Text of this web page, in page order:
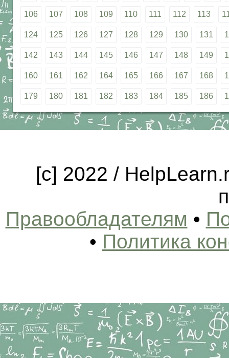
106 107 108 109 110 111 112 113
124 125 126 127 128 129 130 131
142 143 144 145 146 147 148 149
160 161 162 164 165 166 167 168
179 180 181 182 183 184 185 186
[c] 2022 /
Правообладателям •
• Политика